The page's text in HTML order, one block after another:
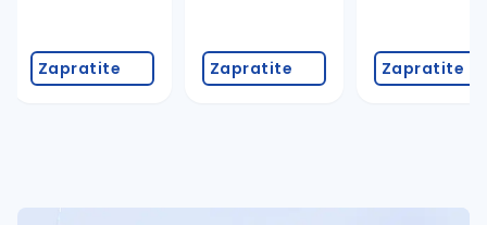
Zapratite Zapratite Zapratite